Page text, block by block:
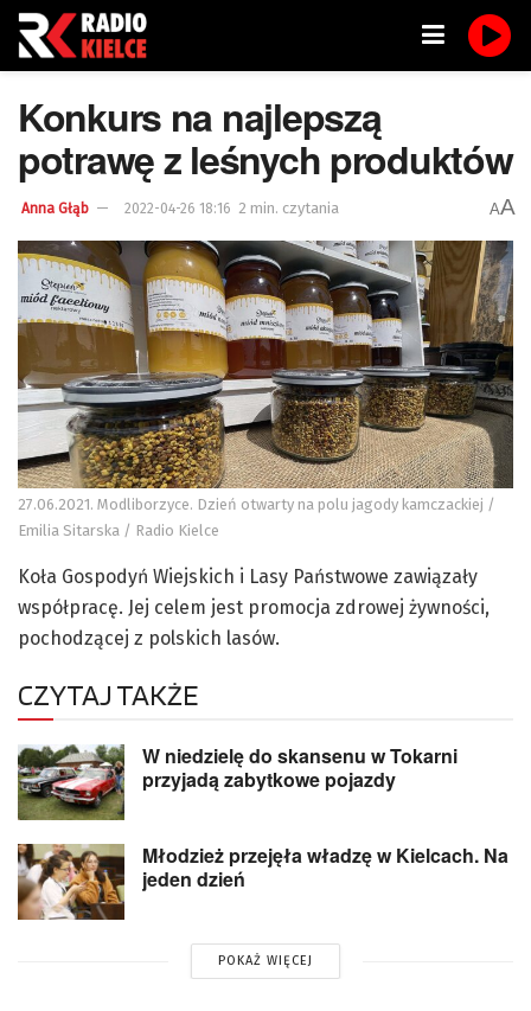
Konkurs na najlepszą
potrawę z leśnych produktów
Anna Głąb 2022-04-26 18:16 2 min. czytania AA
27.06.2021. Modliborzyce. Dzień otwarty na polu jagody kamczackiej /
Emilia Sitarska / Radio Kielce
Koła Gospodyń Wiejskich i Lasy Państwowe zawiązały
współpracę. Jej celem jest promocja zdrowej żywności,
pochodzącej z polskich lasów.
CZYTAJ TAKŻE
W niedzielę do skansenu w Tokarni
przyjadą zabytkowe pojazdy
Młodzież przejęła władzę w Kielcach. Na
jeden dzień
POKAŻ WIĘCEJ